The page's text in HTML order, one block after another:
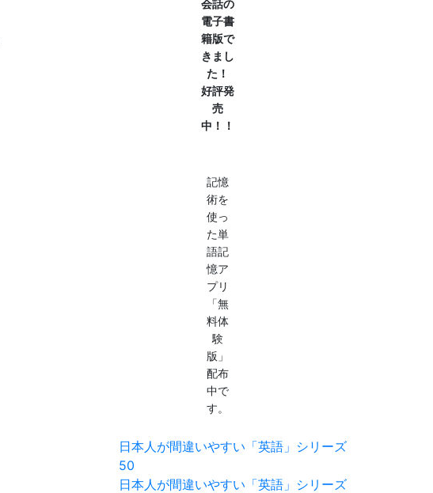
会話の
電子書
籍版で
きまし
た！
好評発
売
中！！
記憶
術を
使っ
た単
語記
憶ア
プリ
「無
料体
験
版」
配布
中で
す。
日本人が間違いやすい「英語」シリーズ
50
日本人が間違いやすい「英語」シリーズ